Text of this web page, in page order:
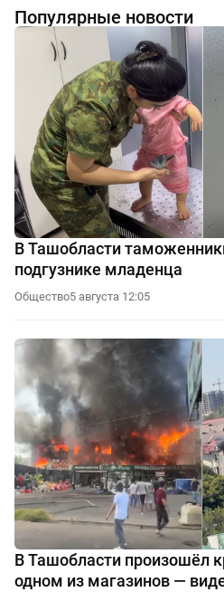
Популярные новости
В Ташобласти
подгузнике младенца
Общество5 августа 12:05
В Ташобласти произошёл
одном из магазинов —